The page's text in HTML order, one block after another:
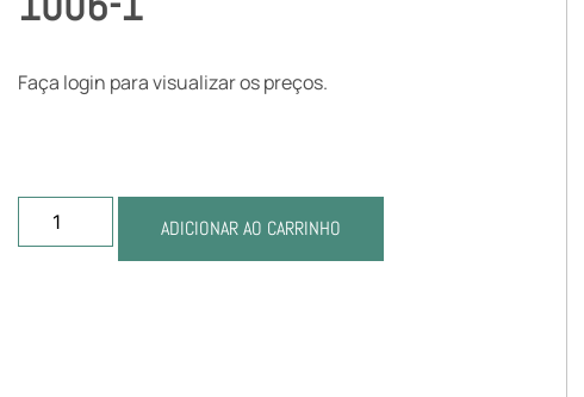
Faça login para visualizar os preços.
ADICIONAR AO CARRINHO